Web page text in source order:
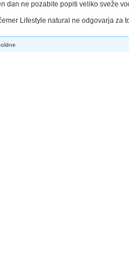
dan ne pozabite popiti veliko sveže
Lifestyle natural ne odgovarja za